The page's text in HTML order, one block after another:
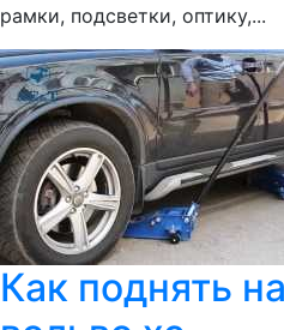
рамки, подсветки, оптику,...
Как поднять